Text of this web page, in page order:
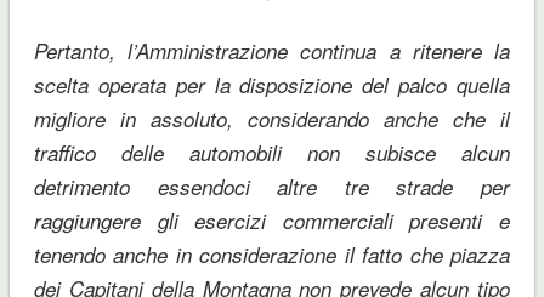
Pertanto, l’Amministrazione continua a ritenere la
scelta operata per la disposizione del palco quella
migliore in assoluto, considerando anche che il
traffico delle automobili non subisce alcun
detrimento essendoci altre tre strade per
raggiungere gli esercizi commerciali presenti e
tenendo anche in considerazione il fatto che piazza
dei Capitani della Montagna non prevede alcun tipo